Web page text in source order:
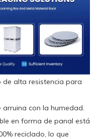
de alta resistencia para
con la humedad.
en forma de panal está
reciclado, lo que